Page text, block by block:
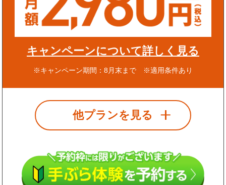
キャンペーンについて詳しく見る
※キャンペーン期間：8月末まで ※適用条件あり
他プランを見る